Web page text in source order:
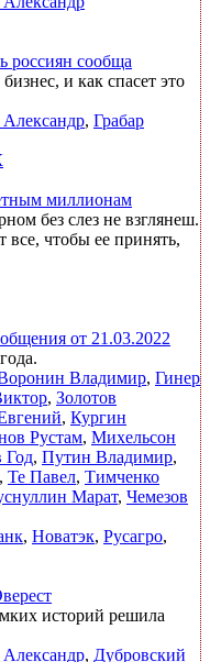
россиян сообща
и как спасет это
, Грабар
миллионам
без слез не взглянеш.
чтобы ее принять,
от 21.03.2022
Владимир, Гинер
, Золотов
, Кургин
Рустам, Михельсон
Год, Путин Владимир,
, Те Павел, Тимченко
Марат, Чемезов
, Новатэк, Русагро,
историй решила
, Дубровский